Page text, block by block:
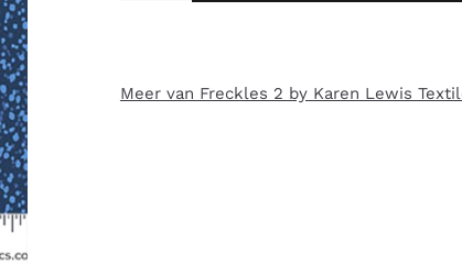
Meer van Freckles 2 by Karen Lewis